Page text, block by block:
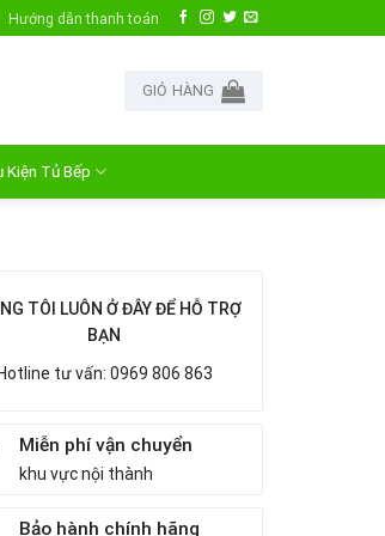
Hướng dẫn thanh toán
GIỎ HÀNG
Kiện Tủ Bếp
TÔI LUÔN Ở ĐÂY ĐỂ HỖ TRỢ
BẠN
Hotline tư vấn: 0969 806 863
Miễn phí vận chuyển
khu vực nội thành
Bảo hành chính hãng